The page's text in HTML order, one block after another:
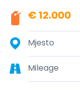
€ 12.000
Mjesto
Mileage